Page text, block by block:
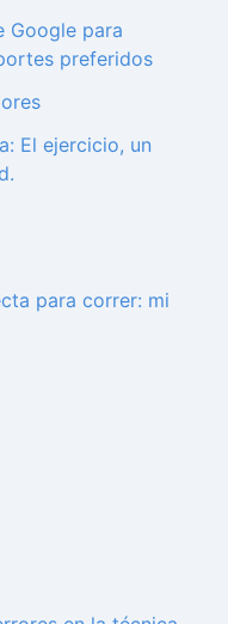
Google para
preferidos
El ejercicio, un
para correr: mi